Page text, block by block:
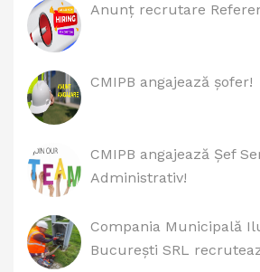
Anunț recrutare
CMIPB angajează șofer!
CMIPB angajează Șef
Administrativ!
Compania Municipală
București SRL